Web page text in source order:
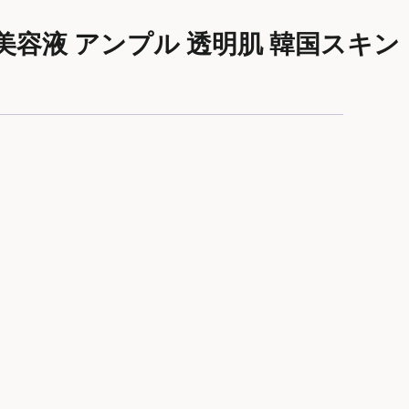
容液 アンプル 透明肌 韓国スキン